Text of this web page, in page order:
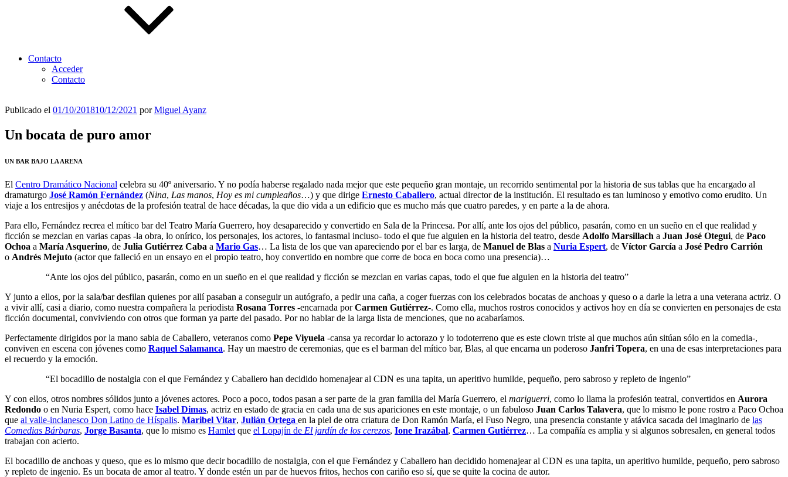
Contacto
Acceder
Contacto
Publicado el 01/10/201810/12/2021 porMiguel Ayanz
Un bocata de puro amor
UN BAR BAJO LA ARENA
El Centro Dramático Nacional celebra su 40º aniversario. Y no podía haberse regalado nada mejor que este pequeño gran montaje, un recorrido sentimental por la historia de sus tablas que ha encargado al
dramaturgo José Ramón Fernández (Nina, Las manos, Hoy es mi cumpleaños…) y que dirige Ernesto Caballero, actual director de la institución. El resultado es tan luminoso y emotivo como erudito. Un
viaje a los entresijos y anécdotas de la profesión teatral de hace décadas, la que dio vida a un edificio que es mucho más que cuatro paredes, y en parte a la de ahora.
Para ello, Fernández recrea el mítico bar del Teatro María Guerrero, hoy desaparecido y convertido en Sala de la Princesa. Por allí, ante los ojos del público, pasarán, como en un sueño en el que realidad y
ficción se mezclan en varias capas -la obra, lo onírico, los personajes, los actores, lo fantasmal incluso- todo el que fue alguien en la historia del teatro, desde Adolfo Marsillach a Juan José Otegui, de Paco
Ochoa a María Asquerino, de Julia Gutiérrez Caba a Mario Gas… La lista de los que van apareciendo por el bar es larga, de Manuel de Blas a Nuria Espert, de Víctor García a José Pedro Carrión
o Andrés Mejuto (actor que falleció en un ensayo en el propio teatro, hoy convertido en nombre que corre de boca en boca como una presencia)…
“Ante los ojos del público, pasarán, como en un sueño en el que realidad y ficción se mezclan en varias capas, todo el que fue alguien en la historia del teatro”
Y junto a ellos, por la sala/bar desfilan quienes por allí pasaban a conseguir un autógrafo, a pedir una caña, a coger fuerzas con los celebrados bocatas de anchoas y queso o a darle la letra a una veterana actriz. O
a vivir allí, casi a diario, como nuestra compañera la periodista Rosana Torres -encarnada porCarmen Gutiérrez-. Como ella, muchos rostros conocidos y activos hoy en día se convierten en personajes de esta
ficción documental, conviviendo con otros que forman ya parte del pasado. Por no hablar de la larga lista de menciones, que no acabaríamos.
Perfectamente dirigidos por la mano sabia de Caballero, veteranos como Pepe Viyuela -cansa ya recordar lo actorazo y lo todoterreno que es este clown triste al que muchos aún sitúan sólo en la comedia-,
conviven en escena con jóvenes como Raquel Salamanca. Hay un maestro de ceremonias, que es el barman del mítico bar, Blas, al que encarna un poderoso Janfri Topera, en una de esas interpretaciones para
el recuerdo y la emoción.
“El bocadillo de nostalgia con el que Fernández y Caballero han decidido homenajear al CDN es una tapita, un aperitivo humilde, pequeño, pero sabroso y repleto de ingenio”
Y con ellos, otros nombres sólidos junto a jóvenes actores. Poco a poco, todos pasan a ser parte de la gran familia del María Guerrero, el mariguerri, como lo llama la profesión teatral, convertidos en Aurora
Redondo o en Nuria Espert, como hace Isabel Dimas, actriz en estado de gracia en cada una de sus apariciones en este montaje, o un fabuloso Juan Carlos Talavera, que lo mismo le pone rostro a Paco Ochoa
que al valle-inclanesco Don Latino de Híspalis. Maribel Vitar, Julián Ortega en la piel de otra criatura de Don Ramón María, el Fuso Negro, una presencia constante y atávica sacada del imaginario de las
Comedias Bárbaras, Jorge Basanta, que lo mismo es Hamlet que el Lopajín de El jardín de los cerezos, Ione Irazábal, Carmen Gutiérrez… La compañía es amplia y si algunos sobresalen, en general todos
trabajan con acierto.
El bocadillo de anchoas y queso, que es lo mismo que decir bocadillo de nostalgia, con el que Fernández y Caballero han decidido homenajear al CDN es una tapita, un aperitivo humilde, pequeño, pero sabroso
y repleto de ingenio. Es un bocata de amor al teatro. Y donde estén un par de huevos fritos, hechos con cariño eso sí, que se quite la cocina de autor.